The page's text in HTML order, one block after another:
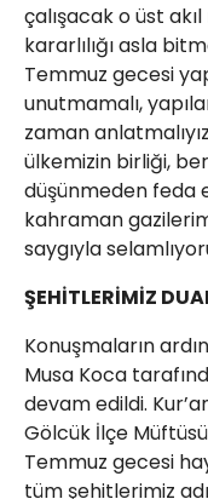
çalışacak o üst
kararlılığı asla
Temmuz gecesi
unutmamalı,
zaman
ülkemizin birliği,
düşünmeden feda
kahraman
saygıyla
ŞEHİTLERİMİZ
Konuşmaların
Musa Koca
devam edildi.
Gölcük İlçe
Temmuz gecesi
tüm şehitlerimiz